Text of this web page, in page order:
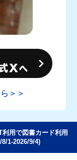
＞＞
利用で図書カード利用
1-2026/9/4)